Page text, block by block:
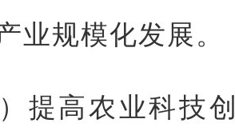
业规模化发展。
）提高农业科技